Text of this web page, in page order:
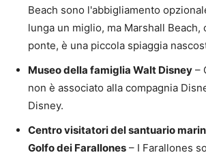
Beach sono l'abbigliamento
lunga un miglio, ma Marshall Beach,
ponte, è una piccola spiaggia
Museo della famiglia Walt Disney –
non è associato alla compagnia
Disney.
Centro visitatori del santuario
Golfo dei Farallones – I Farallones